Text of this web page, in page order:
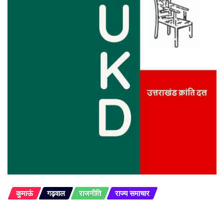
कुमाऊं गढ़वाल राजनीति राज्य समाचार